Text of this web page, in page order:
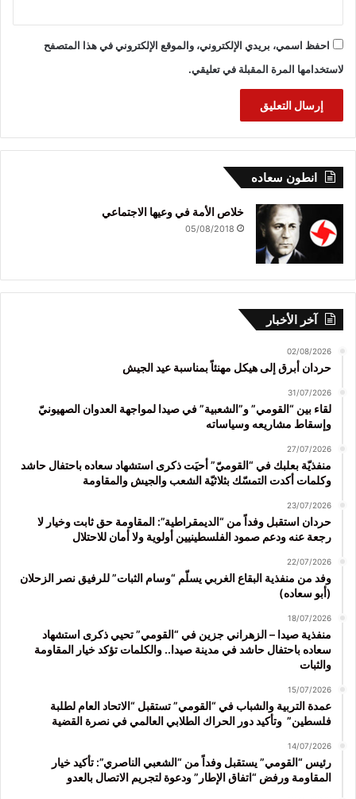
احفظ اسمي، بريدي الإلكتروني، والموقع الإلكتروني في هذا المتصفح
لاستخدامها المرة المقبلة في تعليقي.
انطون سعاده
خلاص الأمة في وعيها الاجتماعي
05/08/2018
آخر الأخبار
02/08/2026
حردان أبرق إلى هيكل مهنئاً بمناسبة عيد الجيش
31/07/2026
لقاء بين “القومي” و”الشعبية” في صيدا لمواجهة العدوان الصهيونيّ
وإسقاط مشاريعه وسياساته
27/07/2026
منفذيّة بعلبك في “القوميّ” أحيَت ذكرى استشهاد سعاده باحتفال حاشد
وكلمات أكدت التمسّك بثلاثيّة الشعب والجيش والمقاومة
23/07/2026
حردان استقبل وفداً من “الديمقراطية”: المقاومة حق ثابت وخيار لا
رجعة عنه ودعم صمود الفلسطينيين أولوية ولا أمان للاحتلال
22/07/2026
وفد من منفذية البقاع الغربي يسلّم “وسام الثبات” للرفيق نصر الزحلان
(أبو سعاده)
18/07/2026
منفذية صيدا – الزهراني جزين في “القومي” تحيي ذكرى استشهاد
سعاده باحتفال حاشد في مدينة صيدا.. والكلمات تؤكد خيار المقاومة
والثبات
15/07/2026
عمدة التربية والشباب في “القومي” تستقبل “الاتحاد العام لطلبة
فلسطين” وتأكيد دور الحراك الطلابي العالمي في نصرة القضية
14/07/2026
رئيس “القومي” يستقبل وفداً من “الشعبي الناصري”: تأكيد خيار
المقاومة ورفض “اتفاق الإطار” ودعوة لتجريم الاتصال بالعدو